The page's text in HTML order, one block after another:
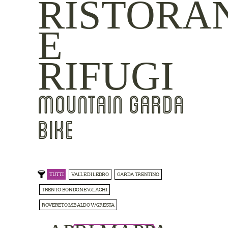
E
RIFUGI
MOUNTAIN GARDA
BIKE
TUTTI VALLE DI LEDRO GARDA TRENTINO
TRENTO BONDONE V/LAGHI
ROVERETO M.BALDO V/GRESTA